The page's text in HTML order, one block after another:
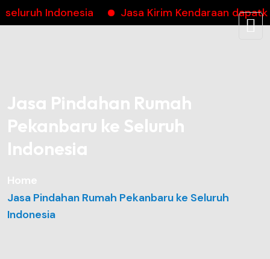
Indonesia Jasa Kirim Kendaraan
Jasa Pindahan Rumah
Pekanbaru ke Seluruh
Indonesia
Home
Jasa Pindahan Rumah Pekanbaru ke Seluruh
Indonesia